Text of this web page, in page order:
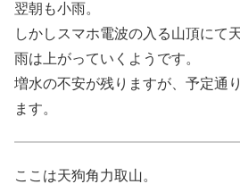
翌朝も小雨。
しかしスマホ電波の入る山頂にて
雨は上がっていくようです。
増水の不安が残りますが、予定通
ます。
ここは天狗角力取山。